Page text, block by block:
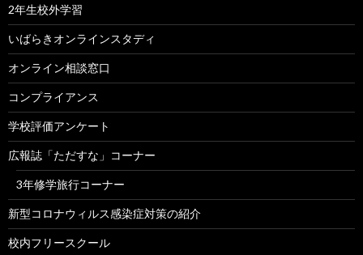
2年生校外学習
いばらきオンラインスタディ
オンライン相談窓口
コンプライアンス
学校評価アンケート
広報誌「ただすな」コーナー
3年修学旅行コーナー
新型コロナウィルス感染症対策の紹介
校内フリースクール